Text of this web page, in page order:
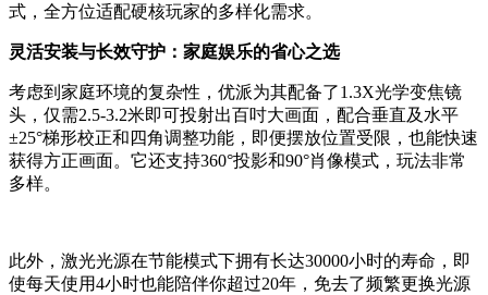
式，全方位适配硬核玩家的多样化需求。
灵活安装与长效守护：家庭娱乐的省心之选
考虑到家庭环境的复杂性，优派为其配备了1.3X光学变焦镜
头，仅需2.5-3.2米即可投射出百吋大画面，配合垂直及水平
±25°梯形校正和四角调整功能，即便摆放位置受限，也能快速
获得方正画面。它还支持360°投影和90°肖像模式，玩法非常
多样。
此外，激光光源在节能模式下拥有长达30000小时的寿命，即
使每天使用4小时也能陪伴你超过20年，免去了频繁更换光源